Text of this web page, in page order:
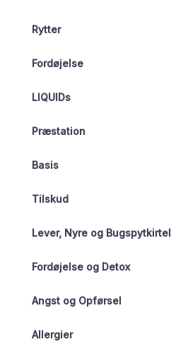
Rytter
Fordøjelse
LIQUIDs
Præstation
Basis
Tilskud
Lever, Nyre og Bugspytkirtel
Fordøjelse og Detox
Angst og Opførsel
Allergier